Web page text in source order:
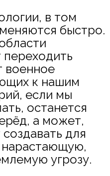
в том
быстро.
переходить
военное
к нашим
если мы
останется
а может,
для
нарастающую,
угрозу.